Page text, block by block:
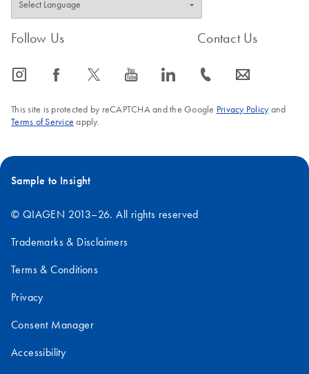
Follow Us
icon_0065_instagram-s icon_0064_facebook-s icon_0340_cc_gen_x-s icon_0077_youtube-s icon_0066_linkedin-s
Contact Us
icon_0072_phone-s icon_0063_envelope-s
This site is protected by reCAPTCHA and the Google Privacy Policyand
Terms of Service apply.
Sample to Insight
© QIAGEN 2013–26. All rights reserved
Trademarks & Disclaimers
Terms & Conditions
Privacy
Consent Manager
Accessibility